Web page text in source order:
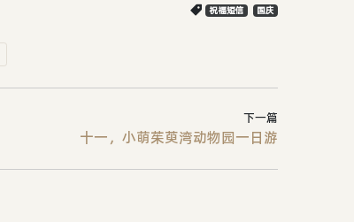
祝福短信 国庆
下一篇
十一，小萌茱萸湾动物园一日游